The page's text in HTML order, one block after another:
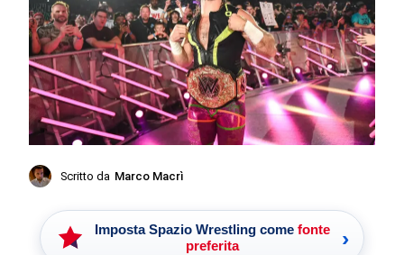
Scritto da Marco Macrì
Imposta Spazio Wrestling come fonte
preferita
›